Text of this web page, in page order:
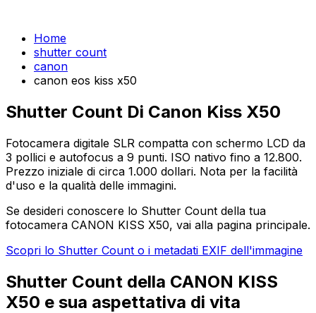
Home
shutter count
canon
canon eos kiss x50
Shutter Count Di Canon Kiss X50
Fotocamera digitale SLR compatta con schermo LCD da
3 pollici e autofocus a 9 punti. ISO nativo fino a 12.800.
Prezzo iniziale di circa 1.000 dollari. Nota per la facilità
d'uso e la qualità delle immagini.
Se desideri conoscere lo Shutter Count della tua
fotocamera CANON KISS X50, vai alla pagina principale.
Scopri lo Shutter Count o i metadati EXIF dell'immagine
Shutter Count della CANON KISS
X50 e sua aspettativa di vita